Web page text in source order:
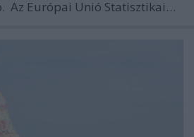
Az Európai Unió Statisztikai…